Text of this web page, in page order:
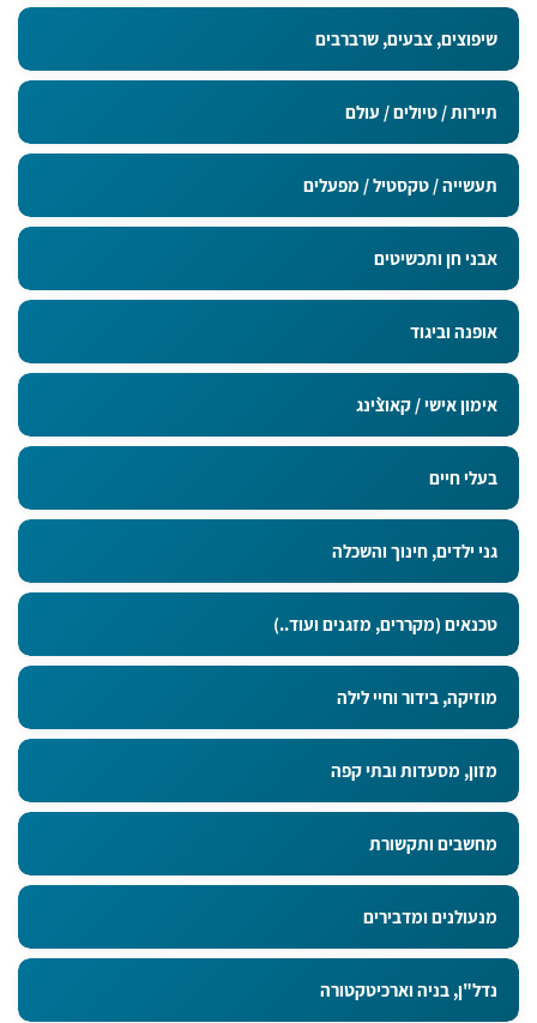
מדבקות בגודל 9x5 ס"מ
שיפוצים, צבעים, שרברבים
תיירות / טיולים / עולם
תעשייה / טקסטיל / מפעלים
אבני חן ותכשיטים
אופנה וביגוד
אימון אישי / קאוצ`ינג
בעלי חיים
גני ילדים, חינוך והשכלה
טכנאים (מקררים, מזגנים ועוד..)
מוזיקה, בידור וחיי לילה
מזון, מסעדות ובתי קפה
מחשבים ותקשורת
מנעולנים ומדבירים
נדל"ן, בניה וארכיטקטורה